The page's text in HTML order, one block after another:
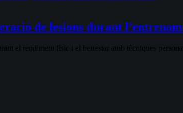
de lesions durant
el rendiment físic i el benestar amb tècniques